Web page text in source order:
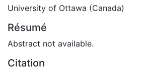
University of Ottawa (Canada)
Résumé
Abstract not available.
Citation